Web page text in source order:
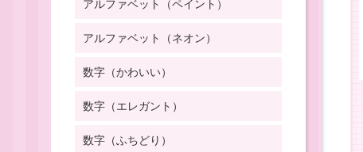
アルファベット（ペイント）
アルファベット（ネオン）
数字（かわいい）
数字（エレガント）
数字（ふちどり）